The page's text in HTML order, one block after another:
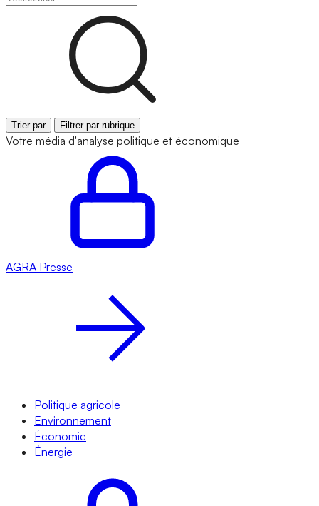
Trier par Filtrer par rubrique
Votre média d'analyse politique et économique
AGRA Presse
Politique agricole
Environnement
Économie
Énergie